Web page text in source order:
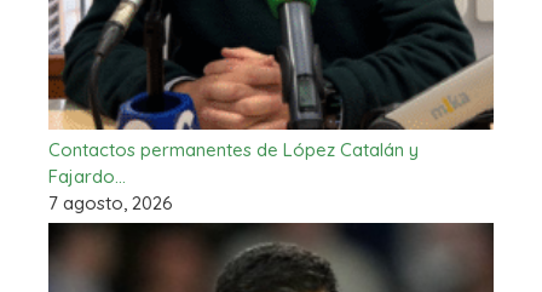
Contactos permanentes de López Catalán y
Fajardo…
7 agosto, 2026